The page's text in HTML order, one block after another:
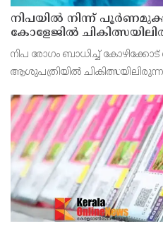
നിപയിൽ നിന്ന്
കോളേജിൽ
മടങ്ങി
നിപ രോഗം ബാധിച്ച്
ആശുപത്രിയിൽ